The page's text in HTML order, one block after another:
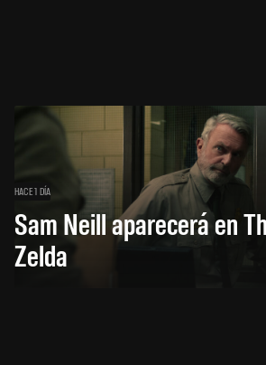
HACE 1 DÍA
Sam Neill aparecerá en
Zelda